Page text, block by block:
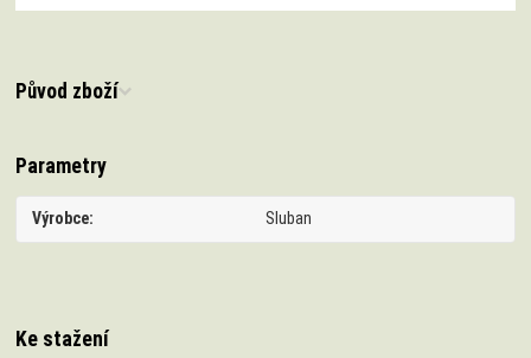
Původ zboží
Parametry
Výrobce Sluban
Ke stažení